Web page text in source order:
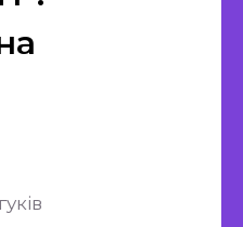
з користю